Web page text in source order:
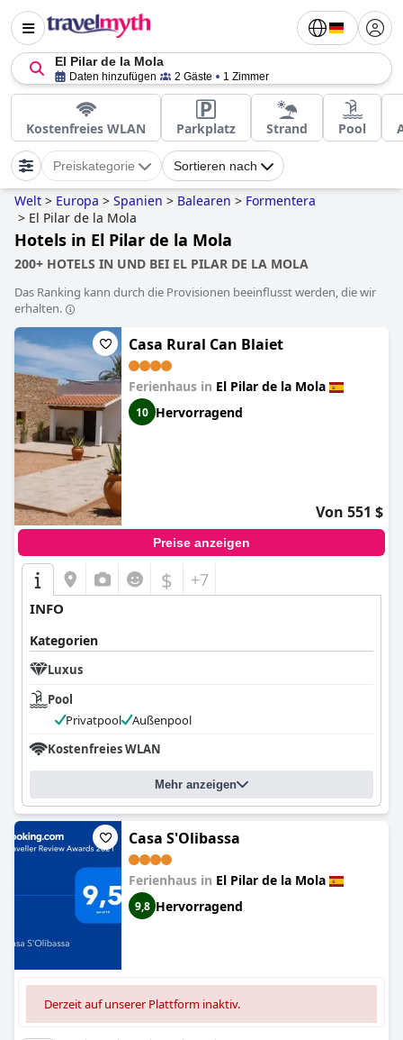
El Pilar de la Mola
Daten hinzufügen 2 Gäste 1 Zimmer
Kostenfreies WLAN Parkplatz Strand Pool
Preiskategorie Sortieren nach
Welt > Europa > Spanien > Balearen > Formentera
> El Pilar de la Mola
Hotels in El Pilar de la Mola
200+ HOTELS IN UND BEI EL PILAR DE LA MOLA
Das Ranking kann durch die Provisionen beeinflusst werden, die wir
erhalten.
Casa Rural Can Blaiet
Ferienhaus in El Pilar de la Mola
10 Hervorragend
Von 551 $
Preise anzeigen
$ +7
INFO
Kategorien
Luxus
Pool
Privatpool
Außenpool
Kostenfreies WLAN
Mehr anzeigen
Casa S'Olibassa
Ferienhaus in El Pilar de la Mola
9,8 Hervorragend
Derzeit auf unserer Plattform inaktiv.